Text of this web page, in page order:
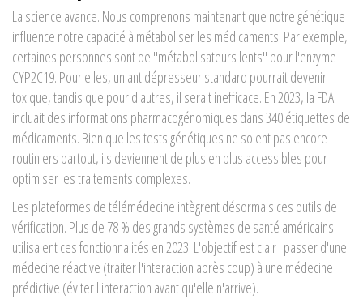
La science avance. Nous comprenons maintenant que notre génétique
influence notre capacité à métaboliser les médicaments. Par exemple,
certaines personnes sont de "métabolisateurs lents" pour l'enzyme
CYP2C19. Pour elles, un antidépresseur standard pourrait devenir
toxique, tandis que pour d'autres, il serait inefficace. En 2023, la FDA
incluait des informations pharmacogénomiques dans 340 étiquettes de
médicaments. Bien que les tests génétiques ne soient pas encore
routiniers partout, ils deviennent de plus en plus accessibles pour
optimiser les traitements complexes.
Les plateformes de télémédecine intègrent désormais ces outils de
vérification. Plus de 78 % des grands systèmes de santé américains
utilisaient ces fonctionnalités en 2023. L'objectif est clair : passer d'une
médecine réactive (traiter l'interaction après coup) à une médecine
prédictive (éviter l'interaction avant qu'elle n'arrive).